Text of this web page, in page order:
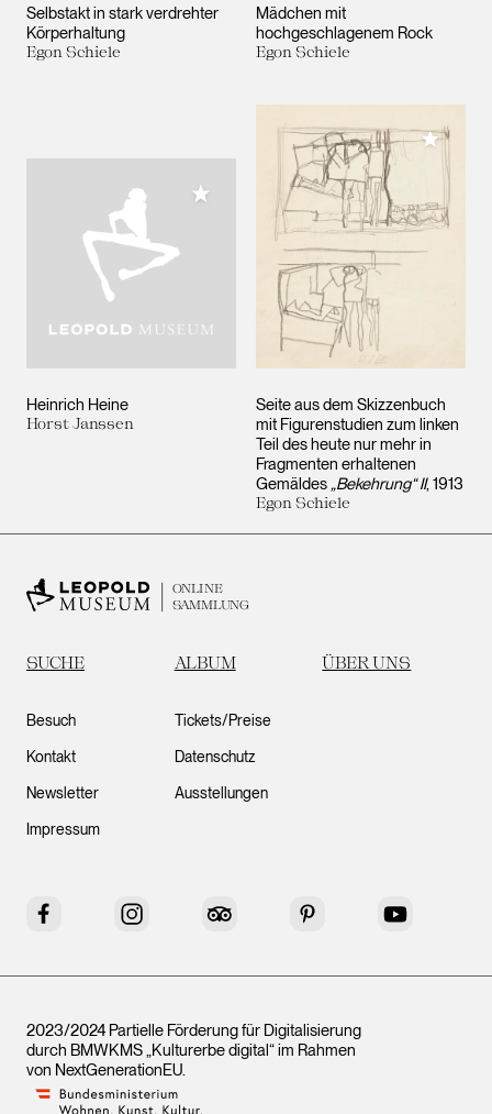
Selbstakt in stark verdrehter
Körperhaltung
Egon Schiele
Mädchen mit
hochgeschlagenem Rock
Egon Schiele
Heinrich Heine
Horst Janssen
Meiner Sammlung hinzufügen
Seite aus dem Skizzenbuch
mit Figurenstudien zum linken
Teil des heute nur mehr in
Fragmenten erhaltenen
Gemäldes„Bekehrung“ II, 1913
Egon Schiele
Meiner
ONLINE
SAMMLUNG
SUCHE ALBUM ÜBER UNS
Besuch
Kontakt
Newsletter
Impressum
Tickets/Preise
Datenschutz
Ausstellungen
Facebook Instagram Tripadvisor Pinterest YouTube
2023/2024 Partielle Förderung für Digitalisierung
durch BMWKMS „Kulturerbe digital“ im Rahmen
von NextGenerationEU.